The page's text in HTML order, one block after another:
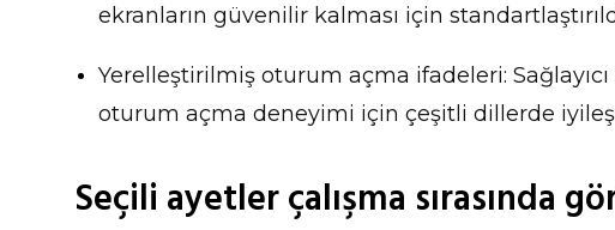
ekranların güvenilir kalması için
Yerelleştirilmiş oturum açma ifadeleri: Sağlayıcı
oturum açma deneyimi için çeşitli dillerde
Seçili ayetler çalışma sırasında